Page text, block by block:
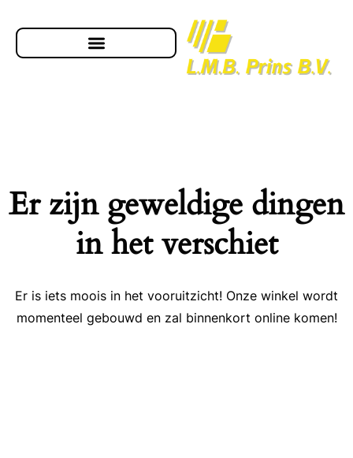
Er zijn geweldige dingen
in het verschiet
Er is iets moois in het vooruitzicht! Onze winkel wordt
momenteel gebouwd en zal binnenkort online komen!